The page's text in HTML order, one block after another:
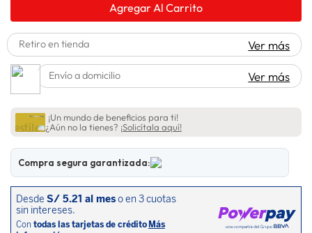
Agregar Al Carrito
Retiro en tienda Ver más
Envío a domicilio Ver más
¡Un mundo de beneficios para ti!
¿Aún no la tienes? ¡Solicítala aquí!
Compra segura garantizada: